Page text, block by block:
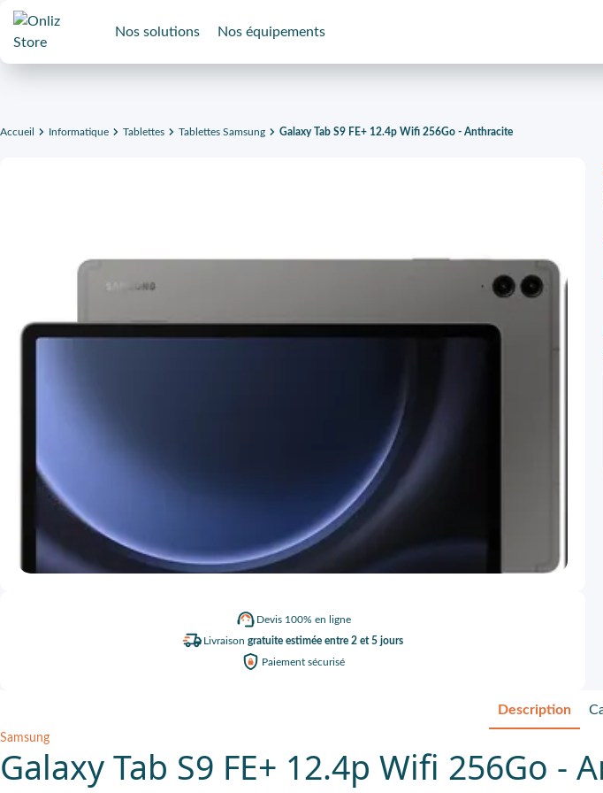
Nos solutions Nos équipements
Accueil Informatique Tablettes Tablettes Samsung Galaxy Tab S9 FE+ 12.4p Wifi 256Go - Anthracite
Devis 100% en ligne
Livraison gratuite estimée entre 2 et 5 jours
Paiement sécurisé
Description
Samsung
Galaxy Tab S9 FE+ 12.4p Wifi 256Go -